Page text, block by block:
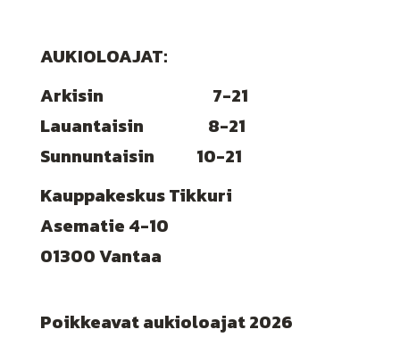
AUKIOLOAJAT:
Arkisin 7-21
Lauantaisin 8-21
Sunnuntaisin 10-21
Kauppakeskus Tikkuri
Asematie 4-10
01300 Vantaa
Poikkeavat aukioloajat 2026